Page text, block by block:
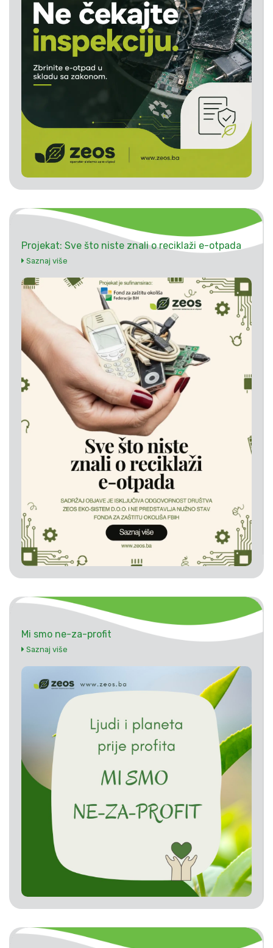
Projekat: Sve što niste znali o reciklaži e-otpada
Saznaj više
Mi smo ne-za-profit
Saznaj više